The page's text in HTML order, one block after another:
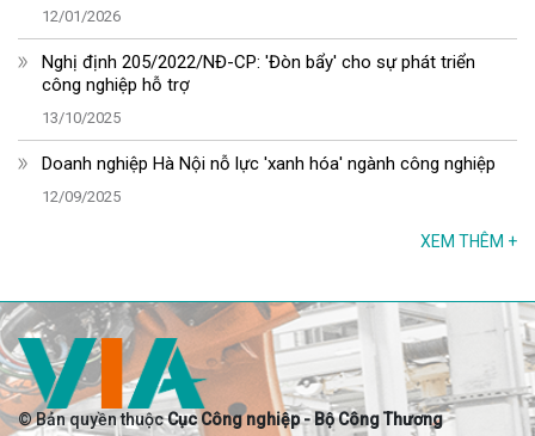
12/01/2026
Nghị định 205/2022/NĐ-CP: 'Đòn bẩy' cho sự phát triển
công nghiệp hỗ trợ
13/10/2025
Doanh nghiệp Hà Nội nỗ lực 'xanh hóa' ngành công nghiệp
12/09/2025
XEM THÊM +
© Bản quyền thuộcCục Công nghiệp - Bộ Công Thương